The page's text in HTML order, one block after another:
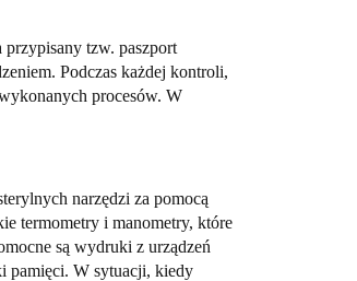
przypisany tzw. paszport
Podczas każdej kontroli,
procesów. W
narzędzi za pomocą
termometry i manometry, które
są wydruki z urządzeń
pamięci. W sytuacji, kiedy